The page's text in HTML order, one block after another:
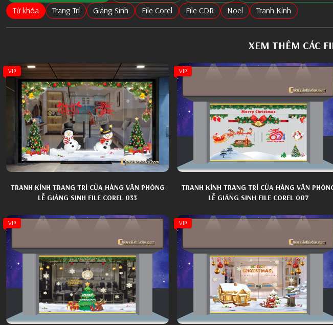
Từ khóa
Trang Trí Giáng Sinh File Corel File CDR Noel Tranh Kính
XEM THÊM CÁC
VIP
TRANH KÍNH TRANG TRÍ CỬA HÀNG VĂN PHÒNG
LỄ GIÁNG SINH FILE COREL 033
VIP
TRANH KÍNH TRANG TRÍ CỬA HÀNG VĂN
LỄ GIÁNG SINH FILE COREL 007
VIP VIP